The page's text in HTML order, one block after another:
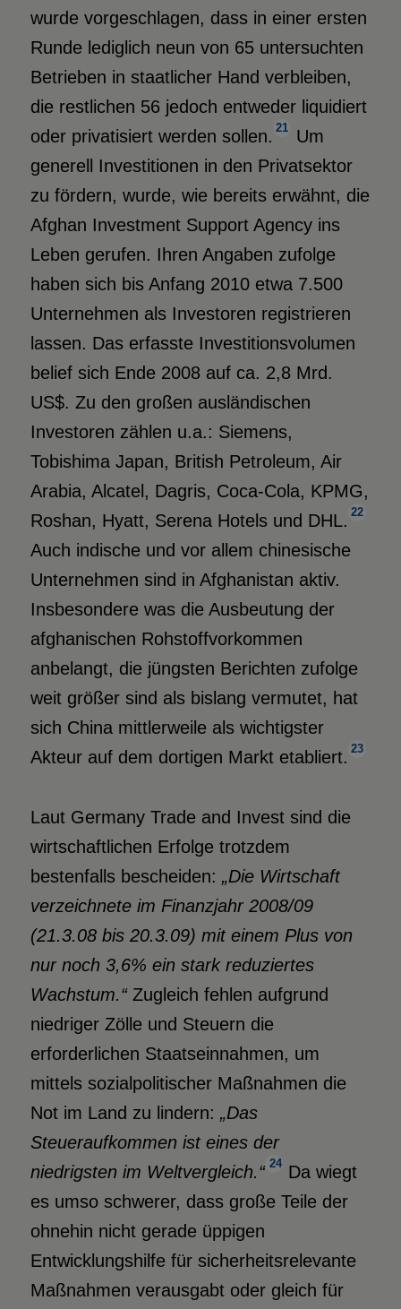
wurde vorgeschlagen, dass in einer ersten
Runde lediglich neun von 65 untersuchten
Betrieben in staatlicher Hand verbleiben,
die restlichen 56 jedoch entweder liquidiert
oder privatisiert werden sollen. 21
Um
generell Investitionen in den Privatsektor
zu fördern, wurde, wie bereits erwähnt, die
Afghan Investment Support Agency ins
Leben gerufen. Ihren Angaben zufolge
haben sich bis Anfang 2010 etwa 7.500
Unternehmen als Investoren registrieren
lassen. Das erfasste Investitionsvolumen
belief sich Ende 2008 auf ca. 2,8 Mrd.
US$. Zu den großen ausländischen
Investoren zählen u.a.: Siemens,
Tobishima Japan, British Petroleum, Air
Arabia, Alcatel, Dagris, Coca-Cola, KPMG,
Roshan, Hyatt, Serena Hotels und DHL. 22
Auch indische und vor allem chinesische
Unternehmen sind in Afghanistan aktiv.
Insbesondere was die Ausbeutung der
afghanischen Rohstoffvorkommen
anbelangt, die jüngsten Berichten zufolge
weit größer sind als bislang vermutet, hat
sich China mittlerweile als wichtigster
Akteur auf dem dortigen Markt etabliert. 23
Laut Germany Trade and Invest sind die
wirtschaftlichen Erfolge trotzdem
bestenfalls bescheiden: „Die Wirtschaft
verzeichnete im Finanzjahr 2008/09
(21.3.08 bis 20.3.09) mit einem Plus von
nur noch 3,6% ein stark reduziertes
Wachstum.“Zugleich fehlen aufgrund
niedriger Zölle und Steuern die
erforderlichen Staatseinnahmen, um
mittels sozialpolitischer Maßnahmen die
Not im Land zu lindern: „Das
Steueraufkommen ist eines der
niedrigsten im Weltvergleich.“ 24 Da wiegt
es umso schwerer, dass große Teile der
ohnehin nicht gerade üppigen
Entwicklungshilfe für sicherheitsrelevante
Maßnahmen verausgabt oder gleich für